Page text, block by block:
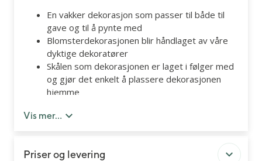
En vakker dekorasjon som passer til både til
gave og til å pynte med
Blomsterdekorasjonen blir håndlaget av våre
dyktige dekoratører
Skålen som dekorasjonen er laget i følger med
og gjør det enkelt å plassere dekorasjonen
hjemme
Ved levering på døren pakkes dekorasjonen i en
Vis mer...
Priser og levering